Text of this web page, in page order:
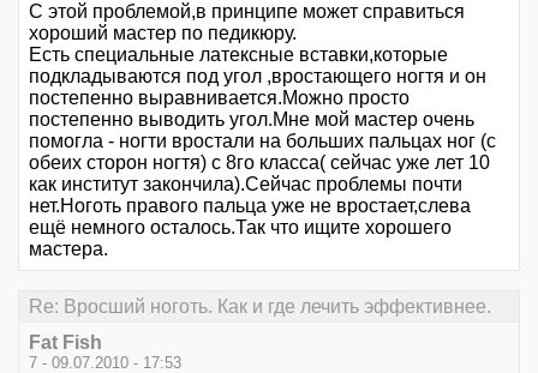
С этой проблемой,в принципе может справиться
хороший мастер по педикюру.
Есть специальные латексные вставки,которые
подкладываются под угол ,вростающего ногтя и он
постепенно выравнивается.Можно просто
постепенно выводить угол.Мне мой мастер очень
помогла - ногти вростали на больших пальцах ног (с
обеих сторон ногтя) с 8го класса( сейчас уже лет 10
как институт закончила).Сейчас проблемы почти
нет.Ноготь правого пальца уже не вростает,слева
ещё немного осталось.Так что ищите хорошего
мастера.
Re: Вросший ноготь. Как и где лечить эффективнее.
Fat Fish
7 - 09.07.2010 - 17:53